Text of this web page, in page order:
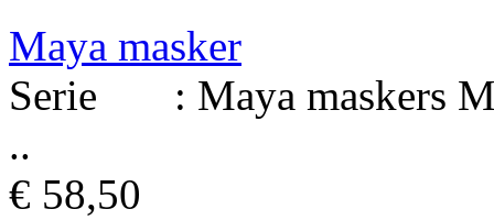
Maya masker
Serie : Maya maskers
..
€ 58,50